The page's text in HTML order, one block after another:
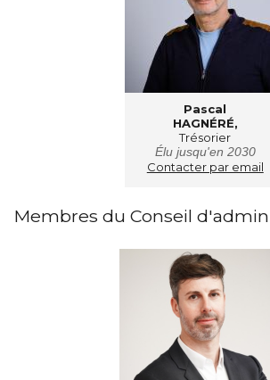
Pascal
HAGNÉRÉ,
Trésorier
Élu jusqu'en 2030
Contacter par email
Membres du Conseil